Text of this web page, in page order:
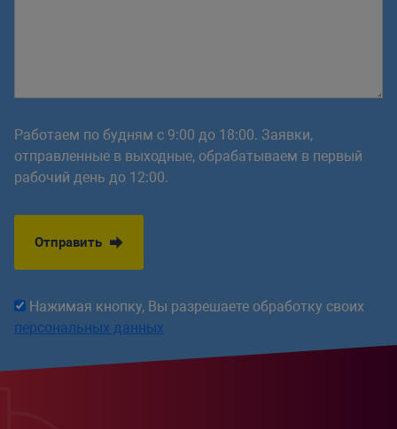
Работаем по будням с 9:00 до 18:00. Заявки,
отправленные в выходные, обрабатываем в первый
рабочий день до 12:00.
Отправить
Нажимая кнопку, Вы разрешаете обработку своих
персональных данных